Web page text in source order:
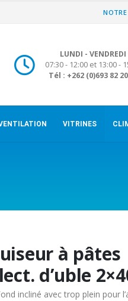
LUNDI - VENDREDI
07:30 - 12:00 et 13:00 -
Tél : +262 (0)693 82
VITRINES
à pâtes
d’uble
incliné avec trop plein pour